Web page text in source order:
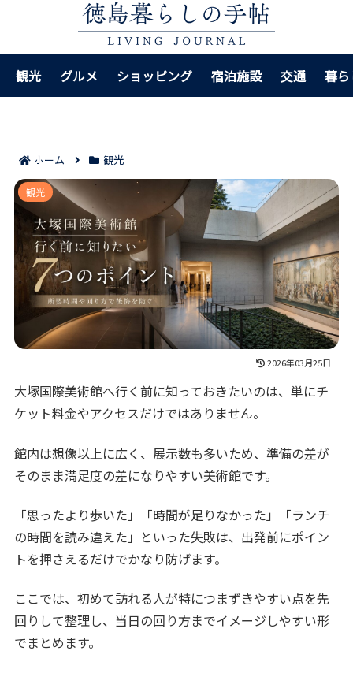
観光 グルメ ショッピング 宿泊施設 交通 暮
ホーム 観光
大塚国際美術館 行く前に知りたい7つのポイント｜所要
時間や回り方で後悔を防ぐ
観光
2026年03月25日
大塚国際美術館へ行く前に知っておきたいのは、単にチ
ケット料金やアクセスだけではありません。
館内は想像以上に広く、展示数も多いため、準備の差が
そのまま満足度の差になりやすい美術館です。
「思ったより歩いた」「時間が足りなかった」「ランチ
の時間を読み違えた」といった失敗は、出発前にポイン
トを押さえるだけでかなり防げます。
ここでは、初めて訪れる人が特につまずきやすい点を先
回りして整理し、当日の回り方までイメージしやすい形
でまとめます。